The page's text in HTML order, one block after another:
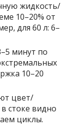
жидкость/
10–20% от
для 60 л: 6–
минут по
10–20
цвет/
в стоке видно
циклы.